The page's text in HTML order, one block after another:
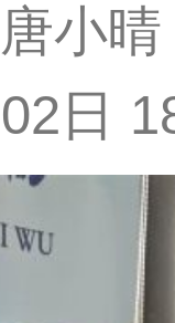
小
日